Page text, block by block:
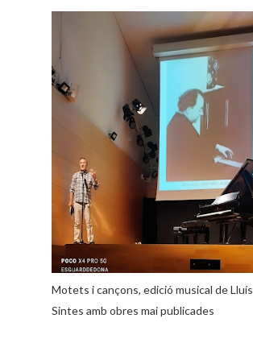
Motets i cançons, edició musical de Lluís
Sintes amb obres mai publicades